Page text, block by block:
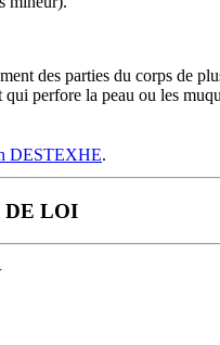
des parties du corps de
perfore la peau ou les
DESTEXHE.
DE LOI